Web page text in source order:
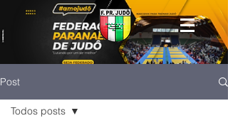
Post
Todos posts